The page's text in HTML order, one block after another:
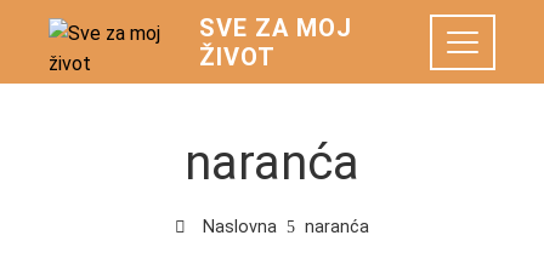
SVE ZA MOJ
ŽIVOT
naranća
Naslovna naranća